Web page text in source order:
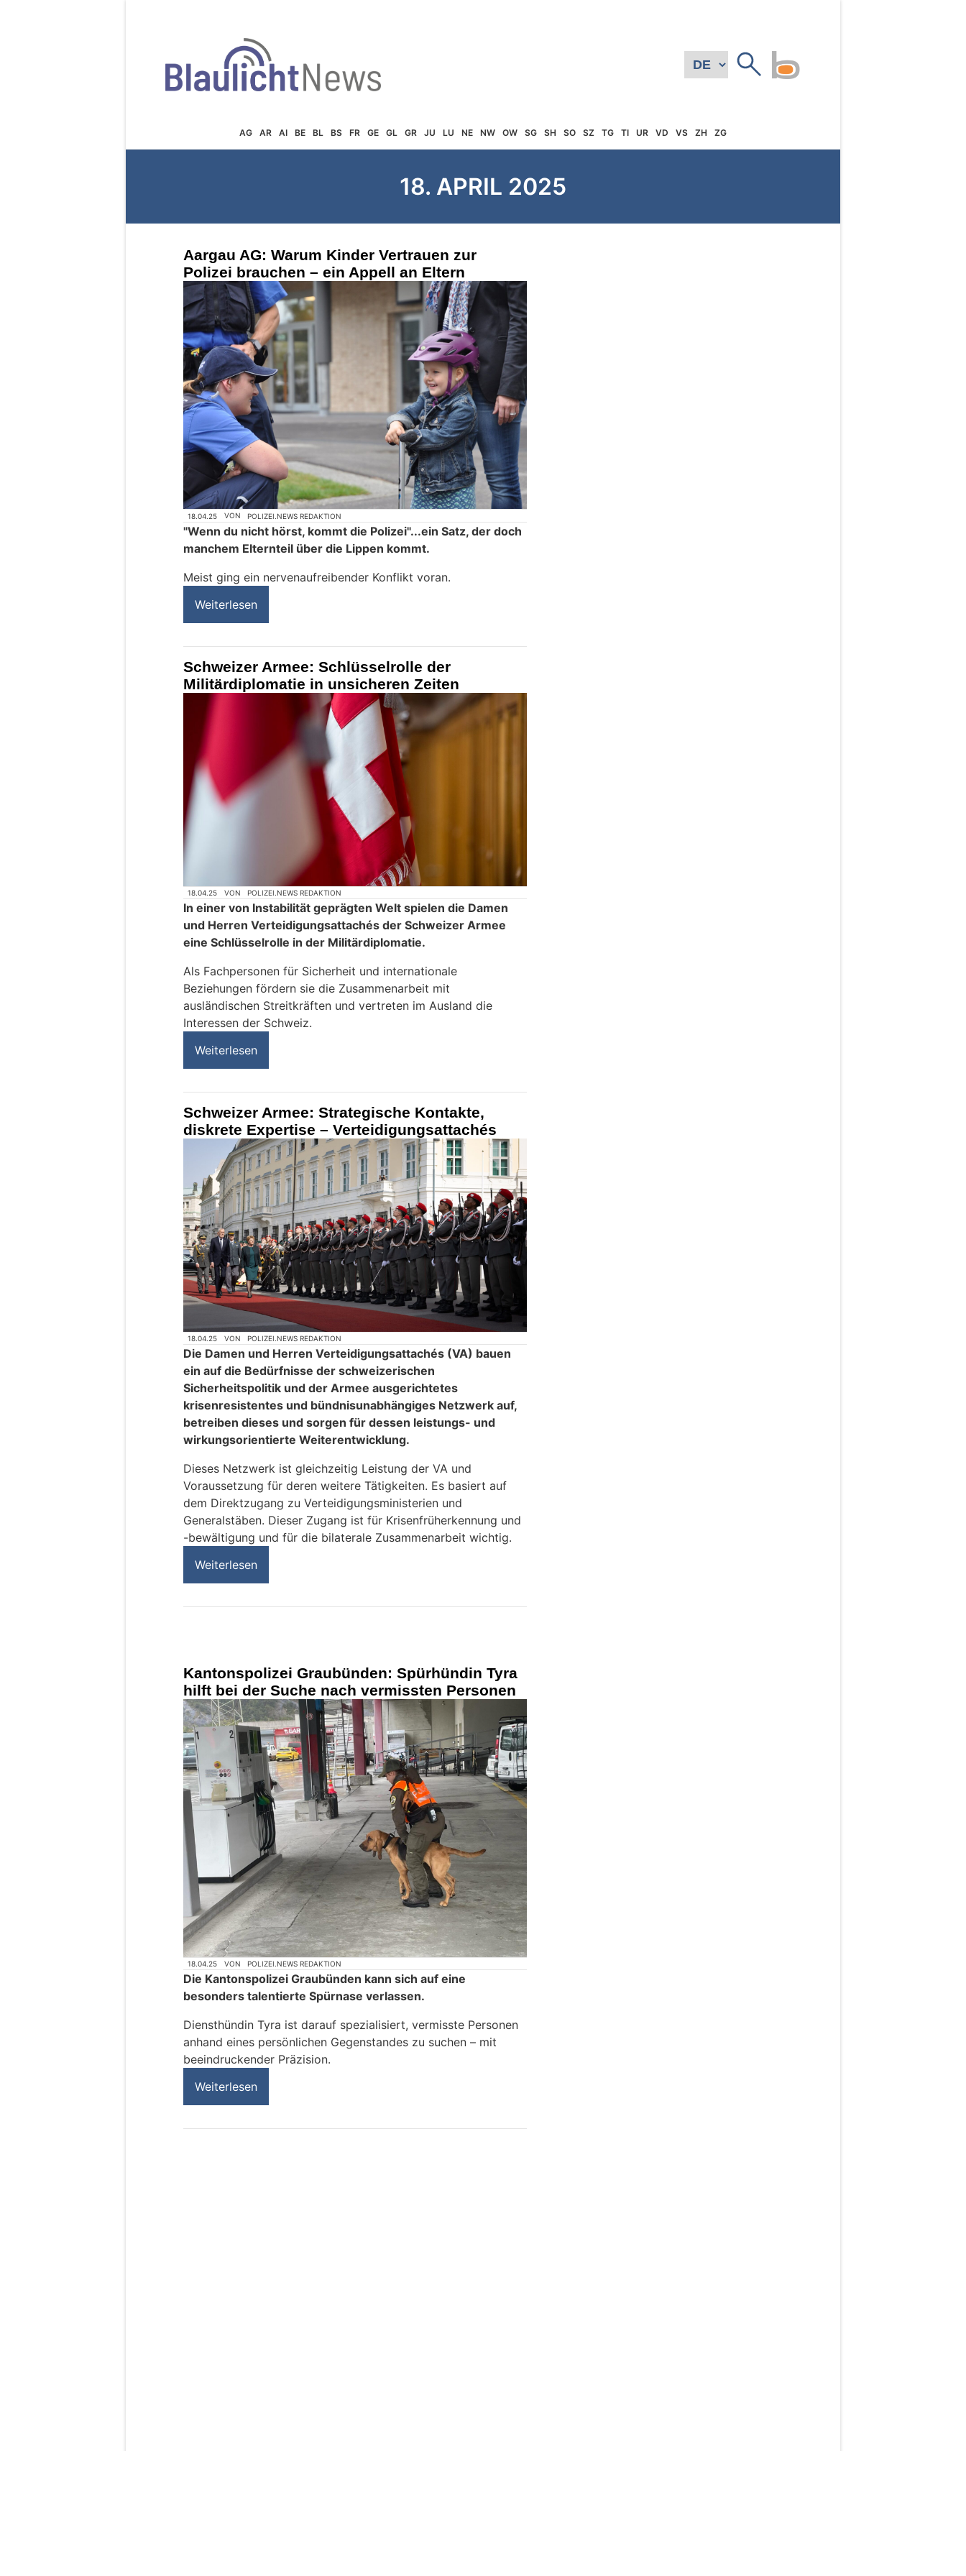
AG AR AI BE BL BS FR GE GL GR JU LU NE NW OW SG SH SO SZ TG TI UR VD VS ZH ZG
18. APRIL 2025
Aargau AG: Warum Kinder Vertrauen zur
Polizei brauchen – ein Appell an Eltern
18.04.25 VON POLIZEI.NEWS REDAKTION
"Wenn du nicht hörst, kommt die Polizei"...ein Satz, der doch
manchem Elternteil über die Lippen kommt.
Meist ging ein nervenaufreibender Konflikt voran.
Weiterlesen
Schweizer Armee: Schlüsselrolle der
Militärdiplomatie in unsicheren Zeiten
18.04.25 VON POLIZEI.NEWS REDAKTION
In einer von Instabilität geprägten Welt spielen die Damen
und Herren Verteidigungsattachés der Schweizer Armee
eine Schlüsselrolle in der Militärdiplomatie.
Als Fachpersonen für Sicherheit und internationale
Beziehungen fördern sie die Zusammenarbeit mit
ausländischen Streitkräften und vertreten im Ausland die
Interessen der Schweiz.
Weiterlesen
Schweizer Armee: Strategische Kontakte,
diskrete Expertise – Verteidigungsattachés
18.04.25 VON POLIZEI.NEWS REDAKTION
Die Damen und Herren Verteidigungsattachés (VA) bauen
ein auf die Bedürfnisse der schweizerischen
Sicherheitspolitik und der Armee ausgerichtetes
krisenresistentes und bündnisunabhängiges Netzwerk auf,
betreiben dieses und sorgen für dessen leistungs- und
wirkungsorientierte Weiterentwicklung.
Dieses Netzwerk ist gleichzeitig Leistung der VA und
Voraussetzung für deren weitere Tätigkeiten. Es basiert auf
dem Direktzugang zu Verteidigungsministerien und
Generalstäben. Dieser Zugang ist für Krisenfrüherkennung und
-bewältigung und für die bilaterale Zusammenarbeit wichtig.
Weiterlesen
Kantonspolizei Graubünden: Spürhündin Tyra
hilft bei der Suche nach vermissten Personen
18.04.25 VON POLIZEI.NEWS REDAKTION
Die Kantonspolizei Graubünden kann sich auf eine
besonders talentierte Spürnase verlassen.
Diensthündin Tyra ist darauf spezialisiert, vermisste Personen
anhand eines persönlichen Gegenstandes zu suchen – mit
beeindruckender Präzision.
Weiterlesen